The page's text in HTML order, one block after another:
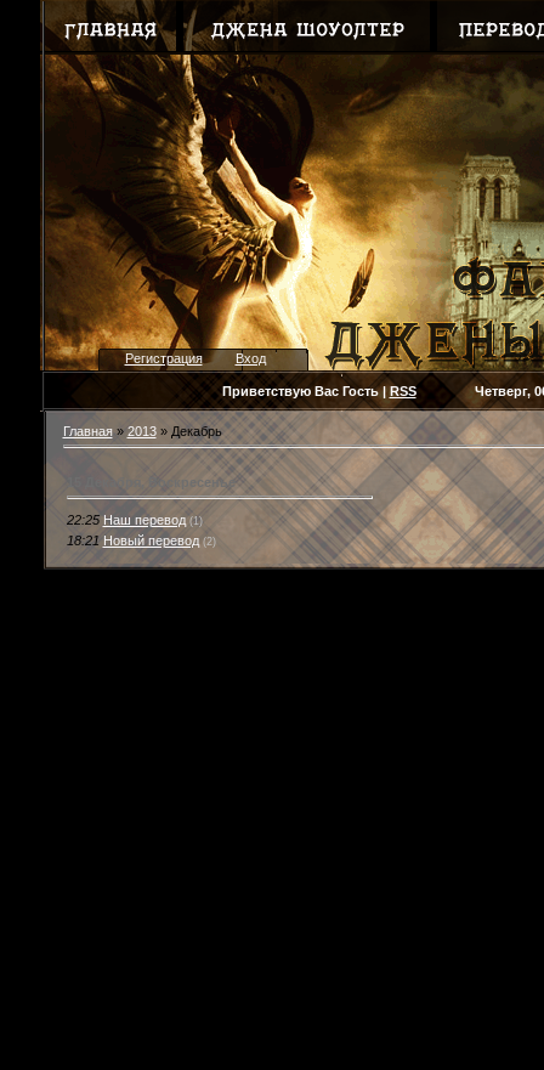
Регистрация Вход
Приветствую Вас Гость | RSSЧетверг,
Главная» 2013 » Декабрь
15 Декабря, Воскресенье
22:25 Наш перевод (1)
18:21 Новый перевод (2)